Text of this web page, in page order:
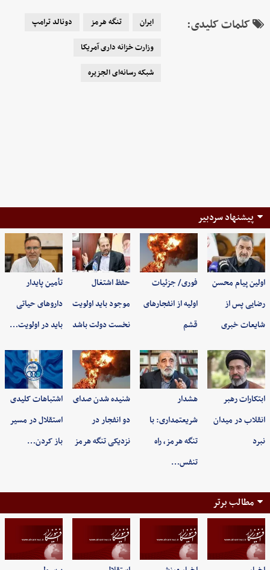
کلمات کلیدی: ایران تنگه هرمز
دونالد ترامپ
وزارت خزانه داری آمریکا
شبکه رسانه‌ای الجزیره
پیشنهاد سردبیر
اولین پیام محسن
رضایی پس از
شایعات خبری
فوری/ جزئیات
اولیه از انفجارهای
قشم
حفظ اشتغال
موجود باید اولویت
نخست دولت باشد
تأمین پایدار
داروهای حیاتی
باید در اولویت…
ابتکارات رهبر
انقلاب در میدان
نبرد
هشدار
شریعتمداری: با
تنگه هرمز، راه
تنفس…
شنیده شدن صدای
دو انفجار در
نزدیکی تنگه هرمز
اشتباهات کلیدی
استقلال در مسیر
باز کردن…
مطالب برتر